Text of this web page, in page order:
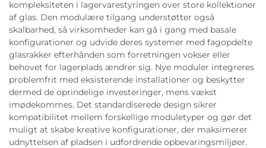
kompleksiteten i lagervarestyringen over store kollektioner
af glas. Den modulære tilgang understøtter også
skalbarhed, så virksomheder kan gå i gang med basale
konfigurationer og udvide deres systemer med fagopdelte
glasrakker efterhånden som forretningen vokser eller
behovet for lagerplads ændrer sig. Nye moduler integreres
problemfrit med eksisterende installationer og beskytter
dermed de oprindelige investeringer, mens vækst
imødekommes. Det standardiserede design sikrer
kompatibilitet mellem forskellige moduletyper og gør det
muligt at skabe kreative konfigurationer, der maksimerer
udnyttelsen af pladsen i udfordrende opbevaringsmiljøer.